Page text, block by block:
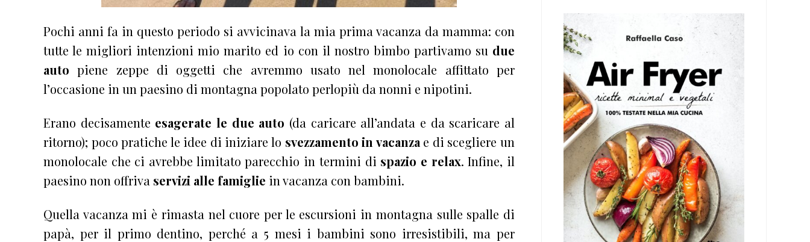
Pochi anni fa in questo periodo si avvicinava la mia prima vacanza da mamma: con
tutte le migliori intenzioni mio marito ed io con il nostro bimbo partivamo su due
auto piene zeppe di oggetti che avremmo usato nel monolocale affittato per
l’occasione in un paesino di montagna popolato perlopiù da nonni e nipotini.
Erano decisamente esagerate le due auto (da caricare all’andata e da scaricare al
ritorno); poco pratiche le idee di iniziare lo svezzamento in vacanza e di scegliere un
monolocale che ci avrebbe limitato parecchio in termini di spazio e relax. Infine, il
paesino non offriva servizi alle famiglie in vacanza con bambini.
Quella vacanza mi è rimasta nel cuore per le escursioni in montagna sulle spalle di
papà, per il primo dentino, perché a 5 mesi i bambini sono irresistibili, ma per